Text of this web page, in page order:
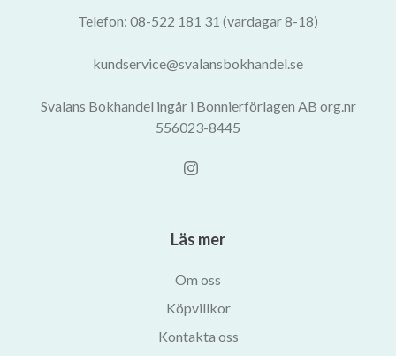
Telefon: 08-522 181 31 (vardagar 8-18)
kundservice@svalansbokhandel.se
Svalans Bokhandel ingår i Bonnierförlagen AB org.nr
556023-8445
Läs mer
Om oss
Köpvillkor
Kontakta oss